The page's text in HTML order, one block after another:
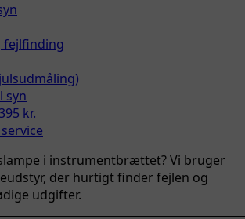
fejlfinding
syn
kr.
i instrumentbrættet? Vi bruger
der hurtigt finder fejlen og
udgifter.